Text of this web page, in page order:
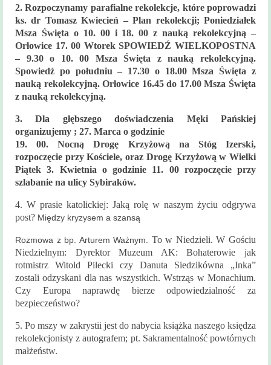
2. Rozpoczynamy parafialne rekolekcje, które poprowadzi
ks. dr Tomasz Kwiecień – Plan rekolekcji; Poniedziałek
Msza Święta o 10. 00 i 18. 00 z nauką rekolekcyjną –
Orłowice 17. 00 Wtorek SPOWIEDŹ WIELKOPOSTNA
– 9.30 o 10. 00 Msza Święta z nauką rekolekcyjną.
Spowiedź po południu – 17.30 o 18.00 Msza Święta z
nauką rekolekcyjną. Orłowice 16.45 do 17.00 Msza Święta
z nauką rekolekcyjną.
3. Dla głębszego doświadczenia Męki Pańskiej
organizujemy ; 27. Marca o godzinie
19. 00. Nocną Drogę Krzyżową na Stóg Izerski,
rozpoczęcie przy Kościele, oraz Drogę Krzyżową w Wielki
Piątek 3. Kwietnia o godzinie 11. 00 rozpoczęcie przy
szlabanie na ulicy Sybiraków.
4. W prasie katolickiej: Jaką rolę w naszym życiu odgrywa
post? Między kryzysem a szansą
Rozmowa z bp. Arturem Ważnym. To w Niedzieli. W Gościu
Niedzielnym: Dyrektor Muzeum AK: Bohaterowie jak
rotmistrz Witold Pilecki czy Danuta Siedzikówna „Inka”
zostali odzyskani dla nas wszystkich. Wstrząs w Monachium.
Czy Europa naprawdę bierze odpowiedzialność za
bezpieczeństwo?
5. Po mszy w zakrystii jest do nabycia książka naszego księdza
rekolekcjonisty z autografem; pt. Sakramentalność powtórnych
małżeństw.